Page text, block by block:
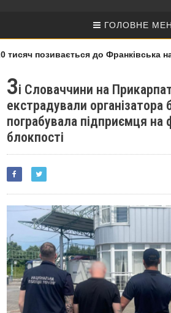
ГОЛОВНЕ
позивається до Франківська на
Зі Словаччини на
екстрадували організатора
пограбувала підприємця на
блокпості